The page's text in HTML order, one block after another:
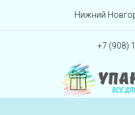
Нижний
+7 (908)